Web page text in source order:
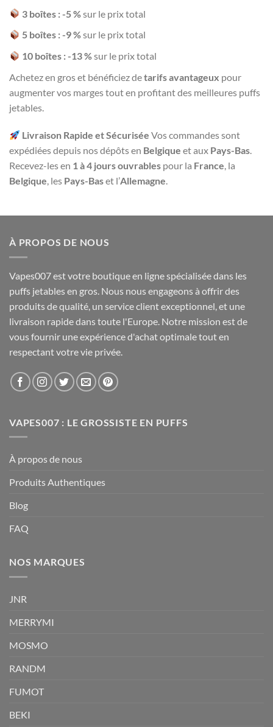
3 boîtes : -5 %sur le prix total
5 boîtes : -9 %sur le prix total
10 boîtes : -13 %sur le prix total
Achetez en gros et bénéficiez detarifs avantageux pour
augmenter vos marges tout en profitant des meilleures puffs
jetables.
Livraison Rapide et Sécurisée Vos commandes sont
expédiées depuis nos dépôts en Belgique et aux Pays-Bas.
Recevez-les en 1 à 4 jours ouvrables pour la France, la
Belgique, les Pays-Baset l’Allemagne.
À PROPOS DE NOUS
Vapes007 est votre boutique en ligne spécialisée dans les
puffs jetables en gros. Nous nous engageons à offrir des
produits de qualité, un service client exceptionnel, et une
livraison rapide dans toute l'Europe. Notre mission est de
vous fournir une expérience d'achat optimale tout en
respectant votre vie privée.
VAPES007 : LE GROSSISTE EN PUFFS
À propos de nous
Produits Authentiques
Blog
FAQ
NOS MARQUES
JNR
MERRYMI
MOSMO
RANDM
FUMOT
BEKI